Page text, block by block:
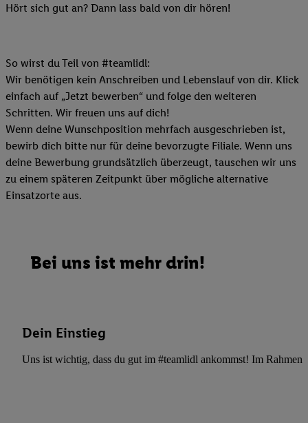
Hört sich gut an? Dann lass bald von dir hören!
So wirst du Teil von #teamlidl:
Wir benötigen kein Anschreiben und Lebenslauf von dir. Klick
einfach auf „Jetzt bewerben“ und folge den weiteren
Schritten. Wir freuen uns auf dich!
Wenn deine Wunschposition mehrfach ausgeschrieben ist,
bewirb dich bitte nur für deine bevorzugte Filiale. Wenn uns
deine Bewerbung grundsätzlich überzeugt, tauschen wir uns
zu einem späteren Zeitpunkt über mögliche alternative
Einsatzorte aus.
Bei uns ist mehr drin!
Dein Einstieg
Uns ist wichtig, dass du gut im #teamlidl ankommst! Im Rahmen